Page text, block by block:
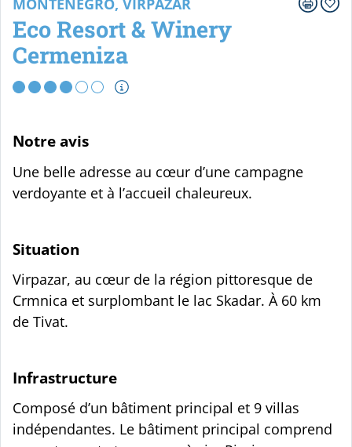
MONTÉNÉGRO, VIRPAZAR
Eco Resort & Winery
Cermeniza
Notre avis
Une belle adresse au cœur d’une campagne
verdoyante et à l’accueil chaleureux.
Situation
Virpazar, au cœur de la région pittoresque de
Crmnica et surplombant le lac Skadar. À 60 km
de Tivat.
Infrastructure
Composé d’un bâtiment principal et 9 villas
indépendantes. Le bâtiment principal comprend